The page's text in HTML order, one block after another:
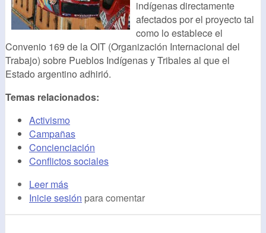
indígenas directamente
afectados por el proyecto tal
como lo establece el
Convenio 169 de la OIT (Organización Internacional del
Trabajo) sobre Pueblos Indígenas y Tribales al que el
Estado argentino adhirió.
Temas relacionados:
Activismo
Campañas
Concienciación
Conflictos sociales
Leer más
Inicie sesión para comentar